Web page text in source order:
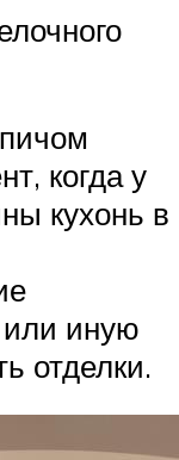
когда у
кухонь в
или иную
отделки.